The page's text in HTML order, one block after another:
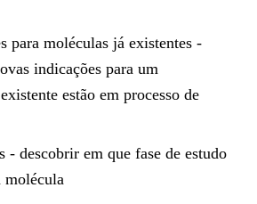
para moléculas já existentes -
indicações para um
estão em processo de
- descobrir em que fase de estudo
molécula